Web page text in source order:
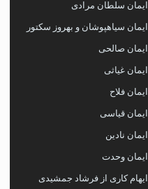
ایمان سلطان مرادی
ایمان سیاهپوشان و بهروز سکتور
ایمان صالحی
ایمان غیاثی
ایمان فلاح
ایمان قیاسی
ایمان نادین
ایمان وحدت
ایهام کاری از فرشاد جمشیدی